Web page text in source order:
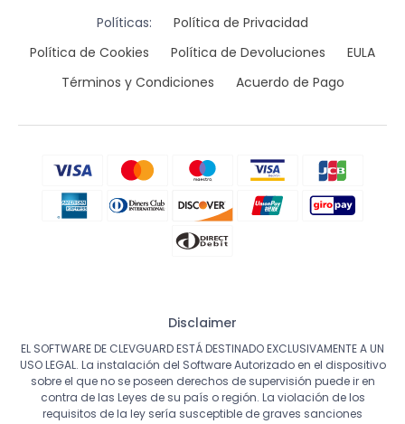
Políticas:
Política de Privacidad
Política de Cookies
Política de Devoluciones
EULA
Términos y Condiciones
Acuerdo de Pago
Disclaimer
EL SOFTWARE DE CLEVGUARD ESTÁ DESTINADO EXCLUSIVAMENTE A UN
USO LEGAL. La instalación del Software Autorizado en el dispositivo
sobre el que no se poseen derechos de supervisión puede ir en
contra de las Leyes de su país o región. La violación de los
requisitos de la ley sería susceptible de graves sanciones